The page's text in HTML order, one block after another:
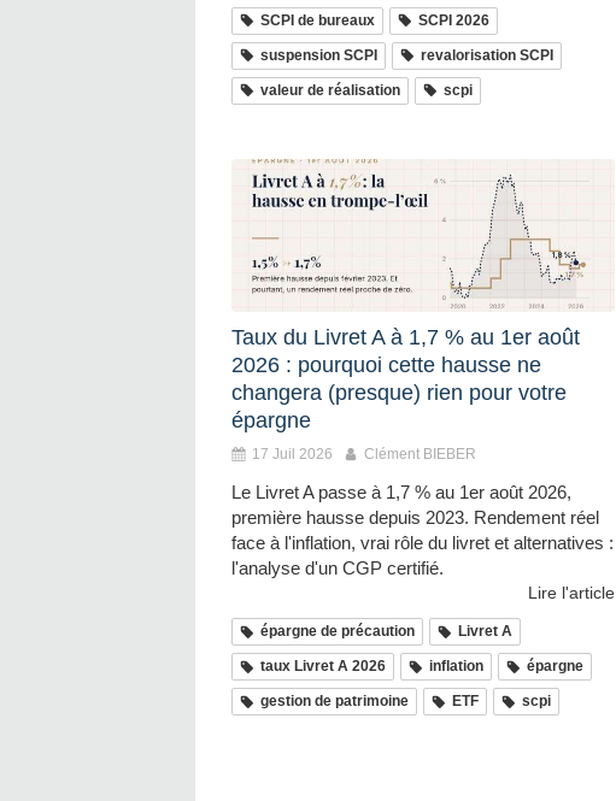
SCPI de bureaux SCPI 2026
suspension SCPI revalorisation SCPI
valeur de réalisation scpi
Taux du Livret A à 1,7 % au 1er août
2026 : pourquoi cette hausse ne
changera (presque) rien pour votre
épargne
17 Juil 2026 Clément BIEBER
Le Livret A passe à 1,7 % au 1er août 2026,
première hausse depuis 2023. Rendement réel
face à l'inflation, vrai rôle du livret et alternatives :
l'analyse d'un CGP certifié.
Lire l'article
épargne de précaution Livret A
taux Livret A 2026 inflation épargne
gestion de patrimoine ETF scpi